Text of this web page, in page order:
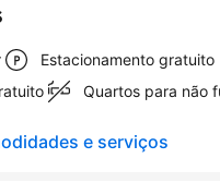
Estacionamento gratuito
Quartos para não
e serviços